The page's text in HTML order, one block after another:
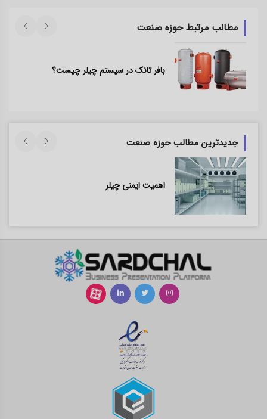
مطالب مرتبط حوزه صنعت
بافر تانک در سیستم چیلر چیست؟
جدیدترین مطالب حوزه صنعت
اهمیت ایمنی چیلر